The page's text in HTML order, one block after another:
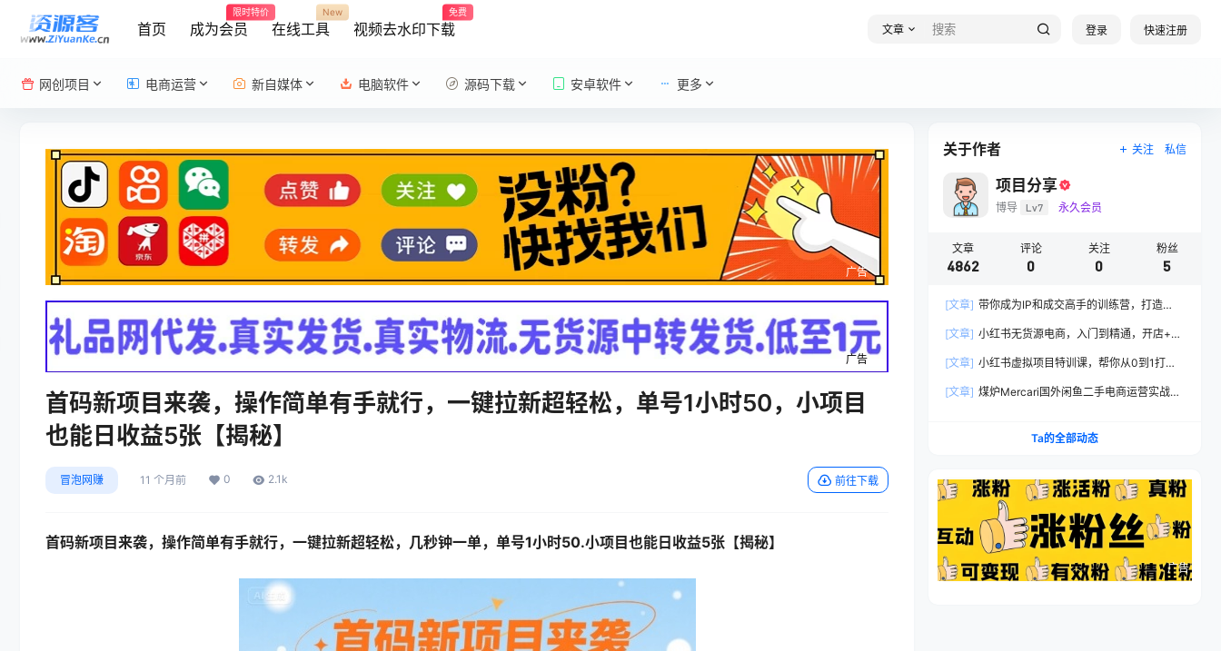
首页 成为会员
限时特价
在线工具
New
视频去水印下载
免费
文章 登录 快速注册
网创项目 电商运营 新自媒体 电脑软件 源码下载 安卓软件 更多
广告
广告
首码新项目来袭，操作简单有手就行，一键拉新超轻松，单号1小时50，小项目
也能日收益5张【揭秘】
冒泡网赚 11 个月前 0 2.1k 前往下载
首码新项目来袭，操作简单有手就行，一键拉新超轻松，几秒钟一单，单号1小时50.小项目也能日收益5张【揭秘】
关于作者 关注 私信
项目分享
博导 Lv7 永久会员
文章
4862
评论
0
关注
0
粉丝
5
[文章] 带你成为IP和成交高手的训练营，打造
[文章] 小红书无货源电商，入门到精通，开店+选
[文章] 小红书虚拟项目特训课，帮你从0到1打造
[文章] 煤炉Mercari国外闲鱼二手电商运营实战全
Ta的全部动态
广告